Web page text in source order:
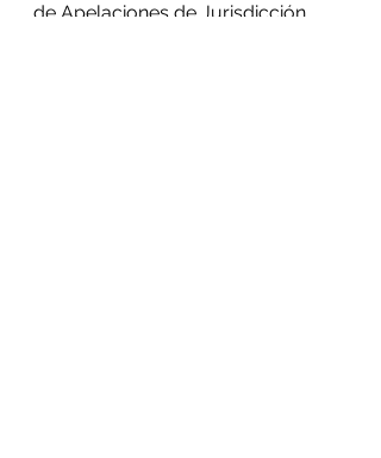
de Apelaciones de Jurisdicción